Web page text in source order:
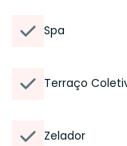
Spa
Terraço
Zelador